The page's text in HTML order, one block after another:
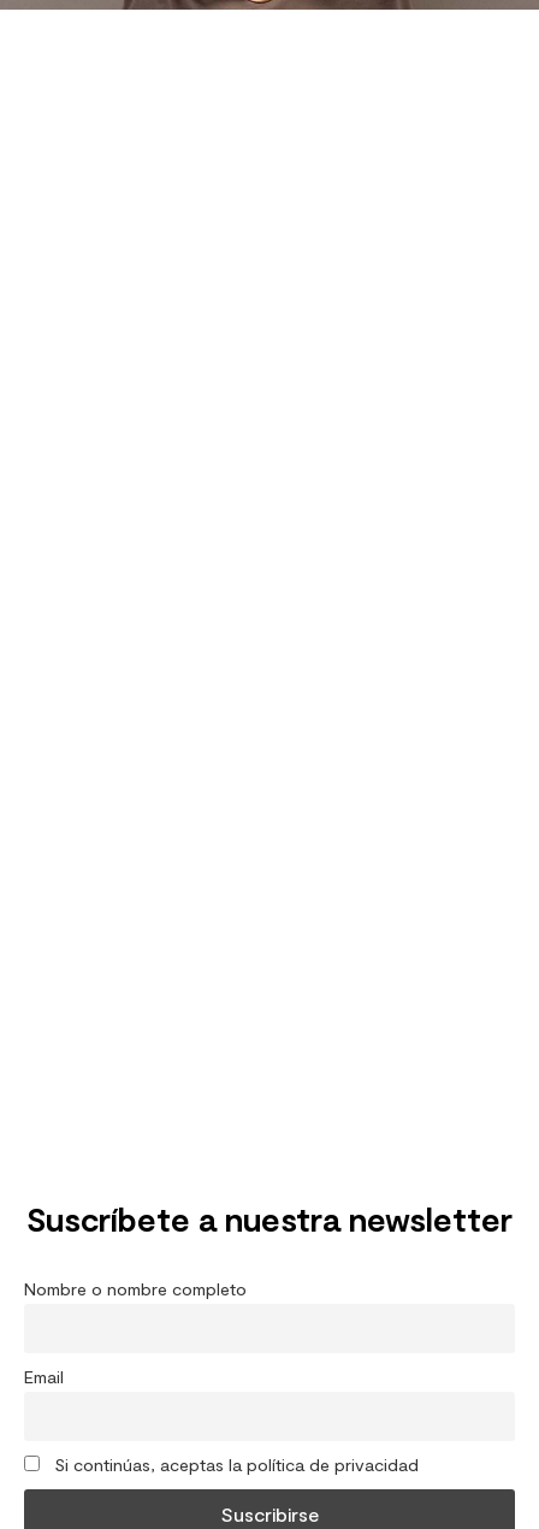
Suscríbete a nuestra newsletter
Nombre o nombre completo
Email
Si continúas, aceptas la política de privacidad